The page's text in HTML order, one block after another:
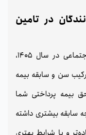
در تامین
در قوانین جدید بازنشستگی تامین اجتماعی در سال 1405،
سن و سابقه بیمه
پرداختی شما
سابقه بیشتری داشته